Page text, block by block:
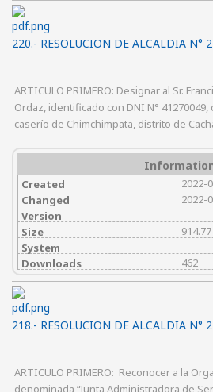
220.- RESOLUCION DE ALCALDIA N°
ARTICULO PRIMERO: Designar al Sr.
Ordaz, identificado con DNI N°
caserío de Chimchimpata, distrito de
Created
2022-
Changed
2022-
Version
Size
System
Downloads
462
218.- RESOLUCION DE ALCALDIA N°
ARTICULO PRIMERO: Reconocer a la
denominada “Junta Administradora de